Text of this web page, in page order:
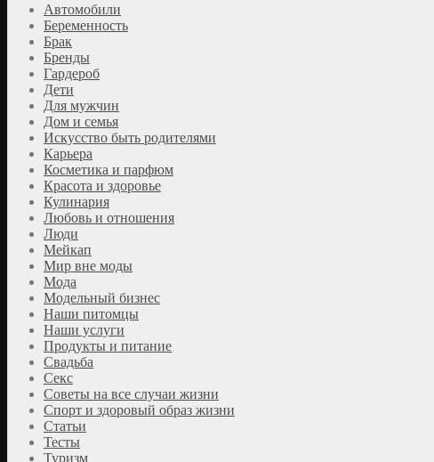
Автомобили
Беременность
Брак
Бренды
Гардероб
Дети
Для мужчин
Дом и семья
Искусство быть родителями
Карьера
Косметика и парфюм
Красота и здоровье
Кулинария
Любовь и отношения
Люди
Мейкап
Мир вне моды
Мода
Модельный бизнес
Наши питомцы
Наши услуги
Продукты и питание
Свадьба
Секс
Советы на все случаи жизни
Спорт и здоровый образ жизни
Статьи
Тесты
Туризм